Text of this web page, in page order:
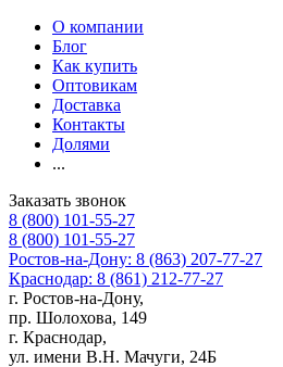
О компании
Блог
Как купить
Оптовикам
Доставка
Контакты
Долями
...
Заказать звонок
8 (800) 101-55-27
8 (800) 101-55-27
Ростов-на-Дону: 8 (863) 207-77-27
Краснодар: 8 (861) 212-77-27
г. Ростов-на-Дону,
пр. Шолохова, 149
г. Краснодар,
ул. имени В.Н. Мачуги, 24Б